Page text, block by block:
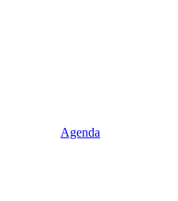
Agenda